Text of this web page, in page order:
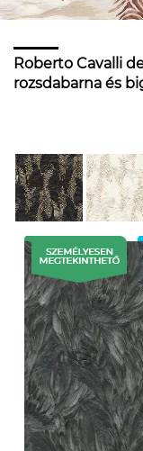
Roberto Cavalli
rozsdabarna és